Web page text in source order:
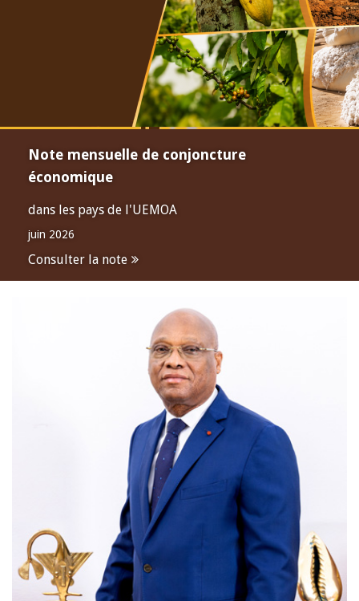
Note mensuelle de conjoncture
économique
dans les pays de l'UEMOA
juin 2026
Consulter la note